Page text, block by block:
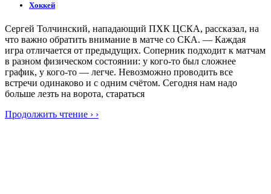
Хоккей
Сергей Толчинский, нападающий ПХК ЦСКА, рассказал, на
что важно обратить внимание в матче со СКА. — Каждая
игра отличается от предыдущих. Соперник подходит к матчам
в разном физическом состоянии: у кого-то был сложнее
график, у кого-то — легче. Невозможно проводить все
встречи одинаково и с одним счётом. Сегодня нам надо
больше лезть на ворота, стараться
Продолжить чтение › ›